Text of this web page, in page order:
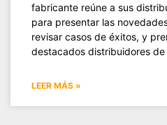
fabricante reúne a sus
para presentar las
revisar casos de éxitos, y
destacados distribuidores de
LEER MÁS »